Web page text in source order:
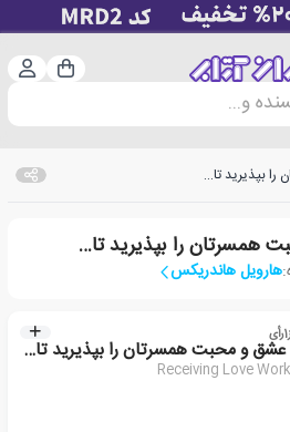
سبد
و...
بپذیرید تا…
همسرتان را بپذیرید تا…
هارویل هاندریکس
1رأی
و محبت همسرتان را بپذیرید تا…
Receiving Love